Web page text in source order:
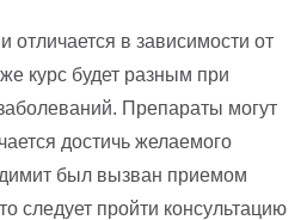
в зависимости от
курс будет разным при
Препараты могут
достичь желаемого
был вызван приемом
следует пройти консультацию